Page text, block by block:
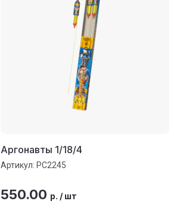
Аргонавты 1/18/4
Артикул: РС2245
550.00 р. /шт